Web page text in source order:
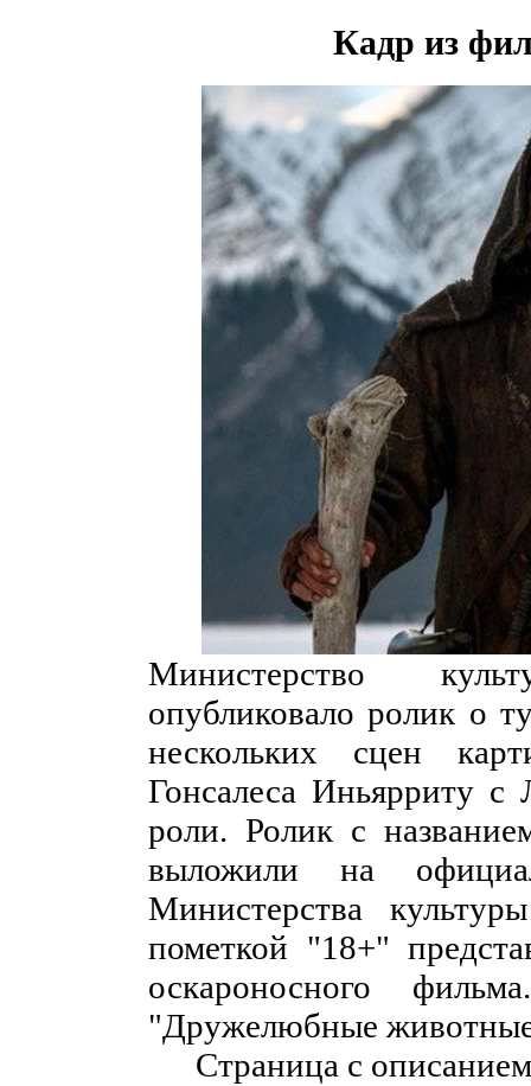
Кадр из
Министерство
опубликовало ролик о
нескольких сцен
Гонсалеса Иньярриту
роли. Ролик с
выложили на
Министерства
пометкой "18+"
оскароносного
"Дружелюбные
Страница с